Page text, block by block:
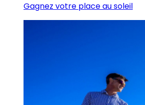
Gagnez votre place au soleil